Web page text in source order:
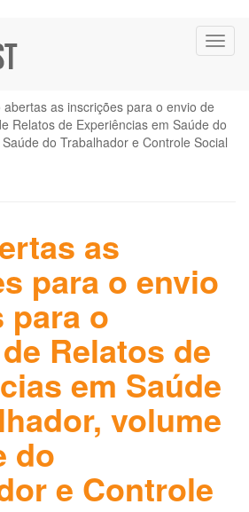
abertas as inscrições para o envio de
Relatos de Experiências em Saúde do
do Trabalhador e Controle Social
as
para o envio
para o
Relatos de
em Saúde
volume
do
e Controle